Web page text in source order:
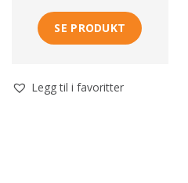
SE PRODUKT
Legg til i favoritter